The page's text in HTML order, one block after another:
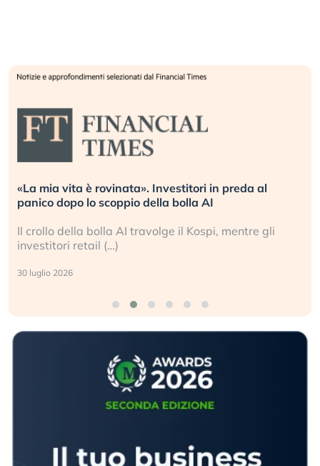
«La mia vita è rovinata». Investitori in preda al
panico dopo lo scoppio della bolla AI
Il crollo della bolla AI travolge il Kospi, mentre gli
investitori retail (…)
30 luglio 2026